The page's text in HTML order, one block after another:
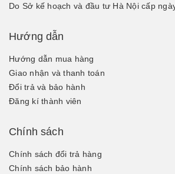
Do Sở kế hoạch và đầu tư Hà Nội cấp
Hướng dẫn
Hướng dẫn mua hàng
Giao nhận và thanh toán
Đổi trả và bảo hành
Đăng kí thành viên
Chính sách
Chính sách đổi trả hàng
Chính sách bảo hành